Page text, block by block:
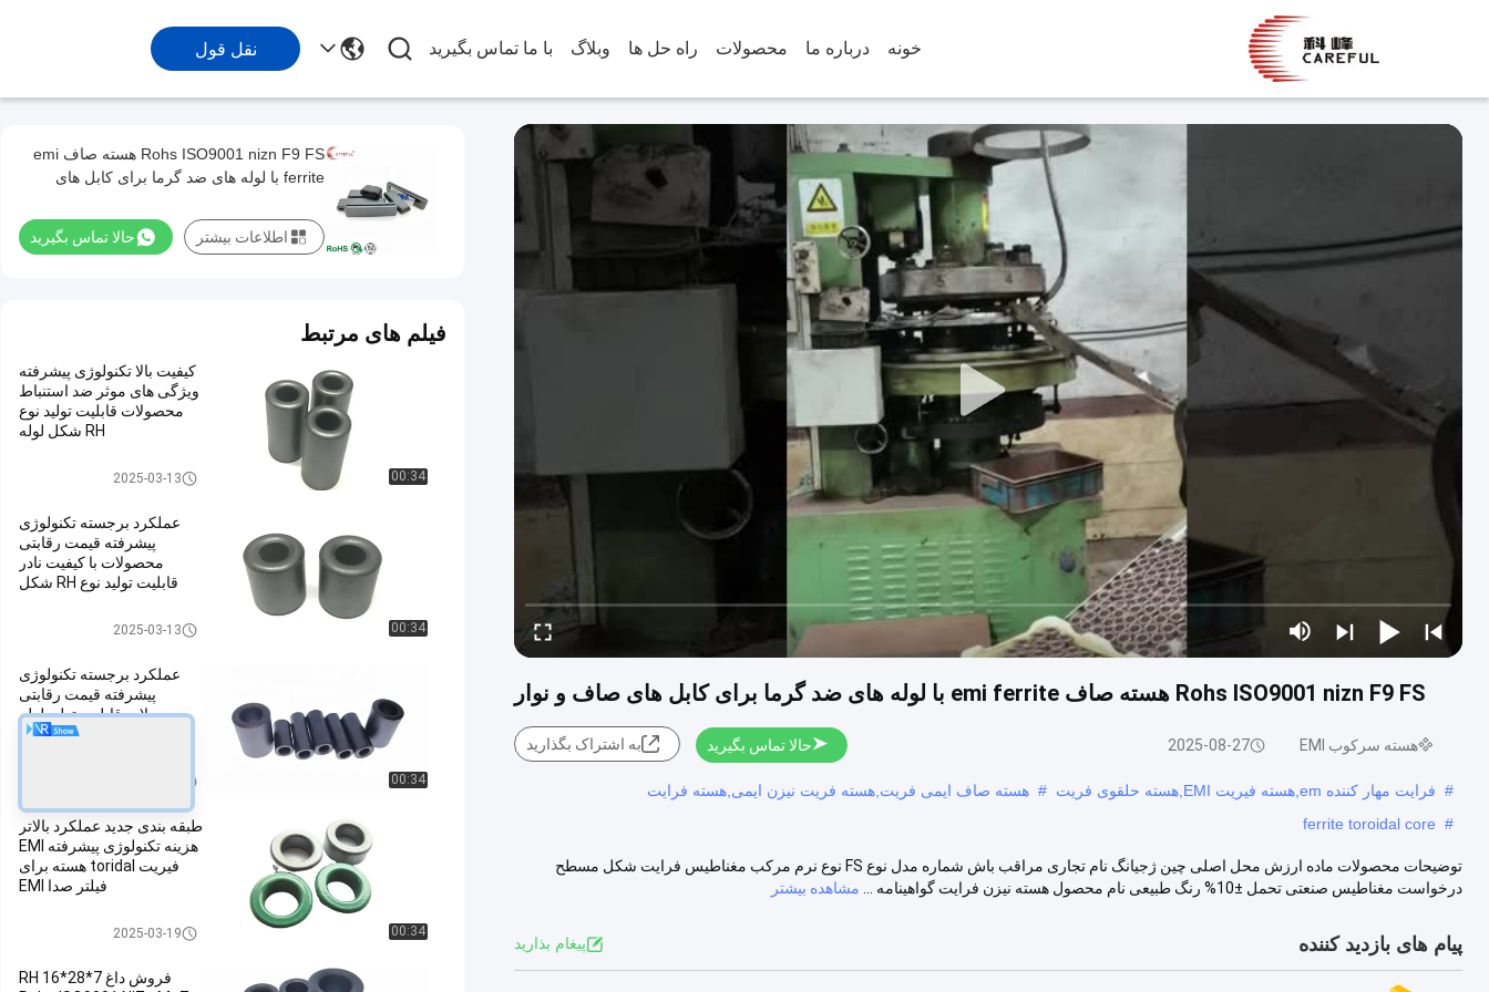
خونه درباره ما محصولات راه حل ها وبلاگ با ما تماس بگیرید نقل قول
Rohs ISO9001 nizn F9 FS هسته صاف emi ferrite با لوله های ضد گرما برای کابل های صاف و نوار
هسته سرکوب EMI 2025-08-27 حالا تماس بگیرید به اشتراک بگذارید
# فرایت مهار کننده em,هسته فیریت EMI,هسته حلقوی فریت # هسته صاف ایمی فریت,هسته فریت نیزن ایمی,هسته فرایت
#
ferrite toroidal core
توضیحات محصولات ماده ارزش محل اصلی چین ژجیانگ نام تجاری مراقب باش شماره مدل نوع FS نوع نرم مرکب مغناطیس فرایت شکل مسطح
درخواست مغناطیس صنعتی تحمل ±10% رنگ طبیعی نام محصول هسته نیزن فرایت گواهینامه ...
مشاهده بیشتر
پیام های بازدید کننده پيغام بذاريد
Rohs ISO9001 nizn F9 FS هسته صاف emi
ferrite با لوله های ضد گرما برای کابل های
حالا تماس بگیرید اطلاعات بیشتر
فیلم های مرتبط
00:34
کیفیت بالا تکنولوژی پیشرفته
ویژگی های موثر ضد استنباط
محصولات قابلیت تولید نوع
RH شکل لوله
هسته سرکوب EMI2025-03-13
00:34
عملکرد برجسته تکنولوژی
پیشرفته قیمت رقابتی
محصولات با کیفیت نادر
قابلیت تولید نوع RH شکل
هسته سرکوب EMI2025-03-13
00:34
عملکرد برجسته تکنولوژی
پیشرفته قیمت رقابتی
محصولات قابلیت تولید لوله
00:34
طبقه بندی جدید عملکرد بالاتر
هزینه تکنولوژی پیشرفته EMI
فیریت toridal هسته برای
فیلتر صدا EMI
هسته سرکوب EMI2025-03-19
فروش داغ RH 16*28*7